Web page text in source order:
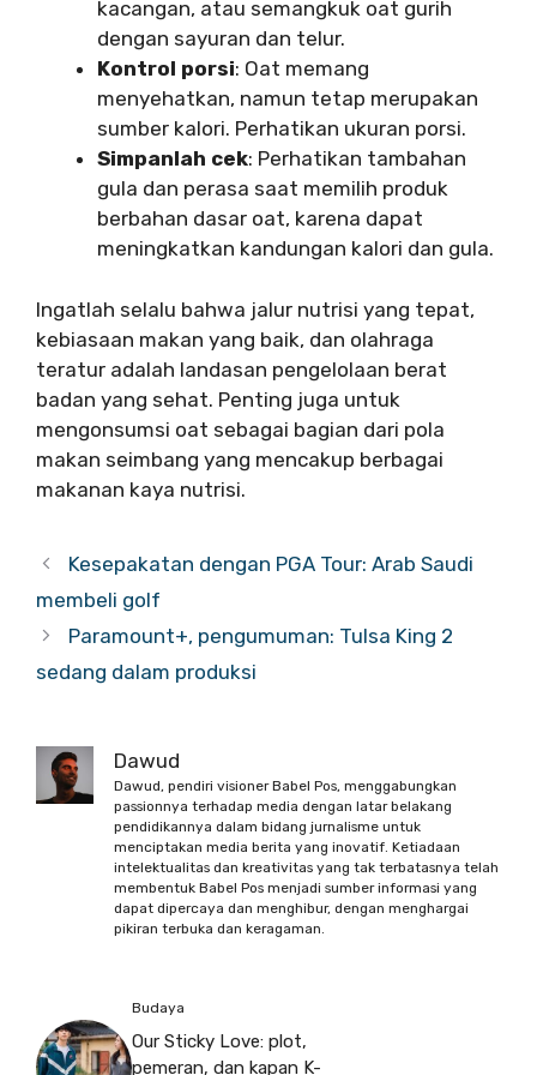
kacangan, atau semangkuk oat gurih
dengan sayuran dan telur.
Kontrol porsi: Oat memang
menyehatkan, namun tetap merupakan
sumber kalori. Perhatikan ukuran porsi.
Simpanlah cek: Perhatikan tambahan
gula dan perasa saat memilih produk
berbahan dasar oat, karena dapat
meningkatkan kandungan kalori dan gula.
Ingatlah selalu bahwa jalur nutrisi yang tepat,
kebiasaan makan yang baik, dan olahraga
teratur adalah landasan pengelolaan berat
badan yang sehat. Penting juga untuk
mengonsumsi oat sebagai bagian dari pola
makan seimbang yang mencakup berbagai
makanan kaya nutrisi.
Kesepakatan dengan PGA Tour: Arab Saudi
membeli golf
Paramount+, pengumuman: Tulsa King 2
sedang dalam produksi
Dawud
Dawud, pendiri visioner Babel Pos, menggabungkan
passionnya terhadap media dengan latar belakang
pendidikannya dalam bidang jurnalisme untuk
menciptakan media berita yang inovatif. Ketiadaan
intelektualitas dan kreativitas yang tak terbatasnya telah
membentuk Babel Pos menjadi sumber informasi yang
dapat dipercaya dan menghibur, dengan menghargai
pikiran terbuka dan keragaman.
Budaya
Our Sticky Love: plot,
pemeran, dan kapan K-